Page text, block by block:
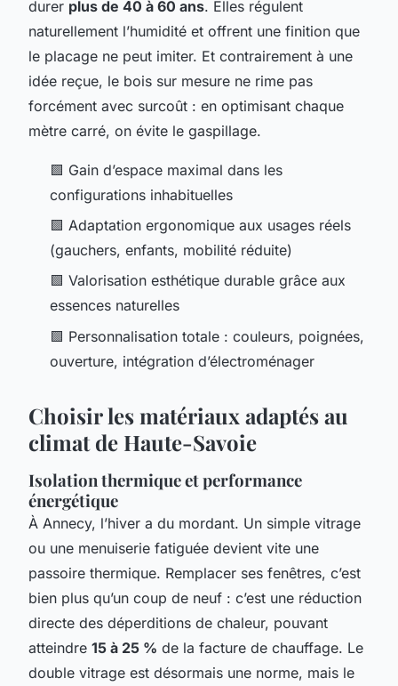
durer plus de 40 à 60 ans. Elles régulent
naturellement l’humidité et offrent une finition que
le placage ne peut imiter. Et contrairement à une
idée reçue, le bois sur mesure ne rime pas
forcément avec surcoût : en optimisant chaque
mètre carré, on évite le gaspillage.
🟩 Gain d’espace maximal dans les
configurations inhabituelles
🟩 Adaptation ergonomique aux usages réels
(gauchers, enfants, mobilité réduite)
🟩 Valorisation esthétique durable grâce aux
essences naturelles
🟩 Personnalisation totale : couleurs, poignées,
ouverture, intégration d’électroménager
Choisir les matériaux adaptés au
climat de Haute-Savoie
Isolation thermique et performance
énergétique
À Annecy, l’hiver a du mordant. Un simple vitrage
ou une menuiserie fatiguée devient vite une
passoire thermique. Remplacer ses fenêtres, c’est
bien plus qu’un coup de neuf : c’est une réduction
directe des déperditions de chaleur, pouvant
atteindre 15 à 25 % de la facture de chauffage. Le
double vitrage est désormais une norme, mais le